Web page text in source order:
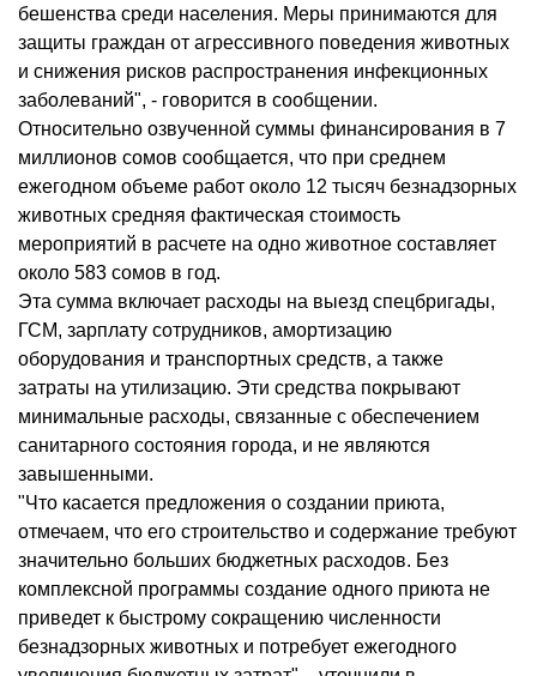
бешенства среди населения. Меры принимаются для
защиты граждан от агрессивного поведения животных
и снижения рисков распространения инфекционных
заболеваний", - говорится в сообщении.
Относительно озвученной суммы финансирования в 7
миллионов сомов сообщается, что при среднем
ежегодном объеме работ около 12 тысяч безнадзорных
животных средняя фактическая стоимость
мероприятий в расчете на одно животное составляет
около 583 сомов в год.
Эта сумма включает расходы на выезд спецбригады,
ГСМ, зарплату сотрудников, амортизацию
оборудования и транспортных средств, а также
затраты на утилизацию. Эти средства покрывают
минимальные расходы, связанные с обеспечением
санитарного состояния города, и не являются
завышенными.
"Что касается предложения о создании приюта,
отмечаем, что его строительство и содержание требуют
значительно больших бюджетных расходов. Без
комплексной программы создание одного приюта не
приведет к быстрому сокращению численности
безнадзорных животных и потребует ежегодного